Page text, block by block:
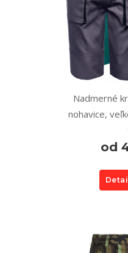
Nadmerné
nohavice,
od